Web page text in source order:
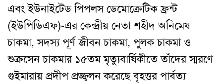
এবং ইউনাইটেড পিপলস ডেমোক্রেটিক ফ্রন্ট
(ইউপিডিএফ)-এর কেন্দ্রীয় নেতা শহীদ অনিমেষ
চাকমা, সদস্য পূর্ণ জীবন চাকমা, পুলক চাকমা ও
শুক্রসেন চাকমার ১৫তম মৃত্যুবার্ষিকীতে তাঁদের স্মরণে
গুইমারায় প্রদীপ প্রজ্জ্বলন করেছে বৃহত্তর পার্বত্য